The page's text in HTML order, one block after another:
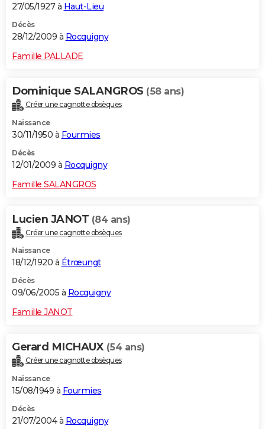
27/05/1927 à Haut-Lieu
Décès
28/12/2009 à Rocquigny
Famille PALLADE
Dominique SALANGROS (58 ans)
Créer une cagnotte obsèques
Naissance
30/11/1950 à Fourmies
Décès
12/01/2009 à Rocquigny
Famille SALANGROS
Lucien JANOT (84 ans)
Créer une cagnotte obsèques
Naissance
18/12/1920 à Étrœungt
Décès
09/06/2005 à Rocquigny
Famille JANOT
Gerard MICHAUX (54 ans)
Créer une cagnotte obsèques
Naissance
15/08/1949 à Fourmies
Décès
21/07/2004 à Rocquigny